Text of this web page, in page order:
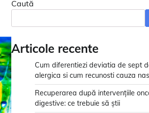
Caută
Articole recente
Cum diferentiezi deviatia de sept
alergica si cum recunosti cauza
Recuperarea după intervențiile
digestive: ce trebuie să știi